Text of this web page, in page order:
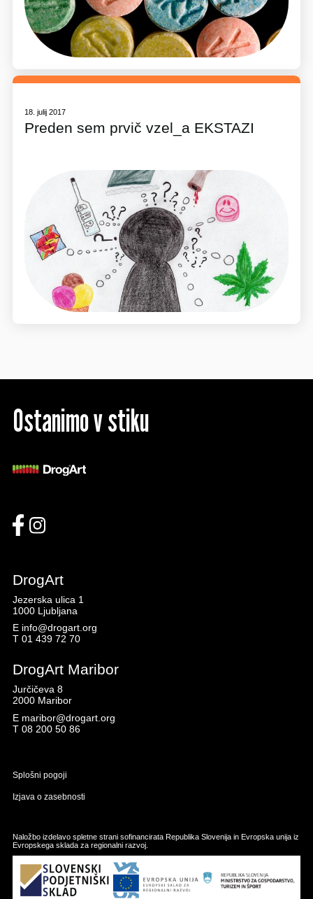
18. julij 2017
Preden sem prvič vzel_a EKSTAZI
Ostanimo v stiku
DrogArt
Jezerska ulica 1
1000 Ljubljana
E info@drogart.org
T 01 439 72 70
DrogArt Maribor
Jurčičeva 8
2000 Maribor
E maribor@drogart.org
T 08 200 50 86
Splošni pogoji
Izjava o zasebnosti
Naložbo izdelavo spletne strani sofinancirata Republika Slovenija in Evropska unija iz
Evropskega sklada za regionalni razvoj.